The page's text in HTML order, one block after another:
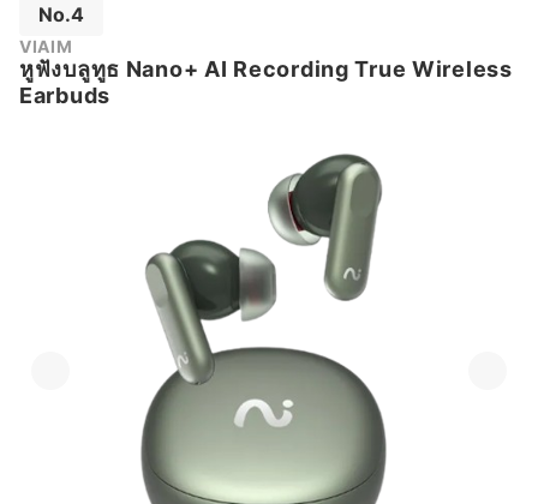
No.4
VIAIM
หูฟังบลูทูธ Nano+ AI Recording True Wireless
Earbuds